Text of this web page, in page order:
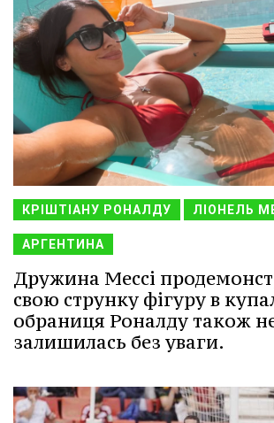
КРІШТІАНУ РОНАЛДУ ЛІОНЕЛЬ
АРГЕНТИНА
Дружина Мессі
свою струнку фігуру в
обраниця Роналду також
залишилась без уваги.